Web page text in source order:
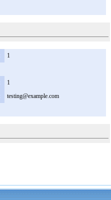
1
1
testing@example.com